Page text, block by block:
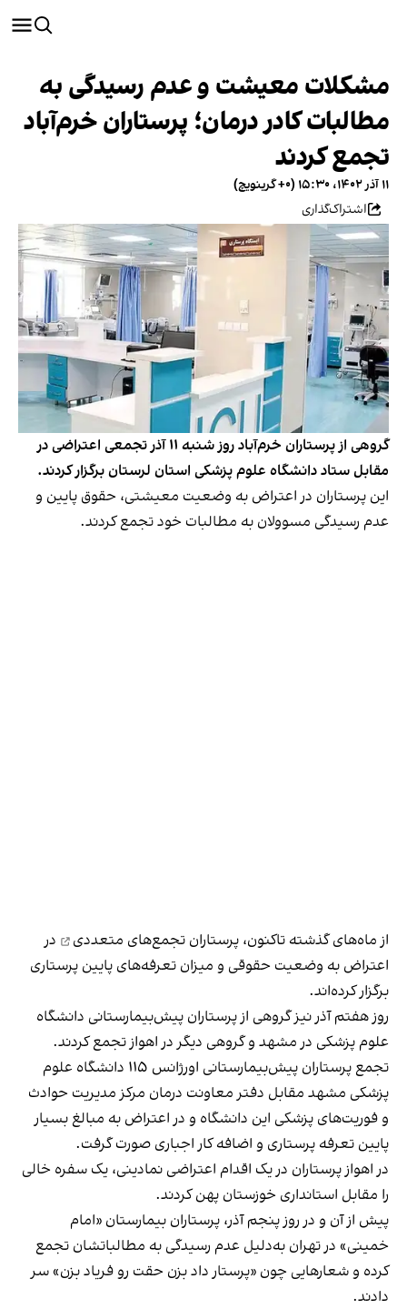
مشکلات معیشت و عدم رسیدگی به
مطالبات کادر درمان؛ پرستاران خرم‌آباد
تجمع کردند
۱۱ آذر ۱۴۰۲، ۱۵:۳۰ (‎+۰ گرینویچ)
اشتراک‌گذاری
گروهی از پرستاران خرم‌آباد روز شنبه ۱۱ آذر تجمعی اعتراضی در
مقابل ستاد دانشگاه علوم پزشکی استان لرستان برگزار کردند.
این پرستاران در اعتراض به وضعیت معیشتی، حقوق پایین و
عدم رسیدگی مسوولان به مطالبات خود تجمع کردند.
از ماه‌های گذشته تاکنون، پرستاران تجمع‌های متعددی
در
اعتراض به وضعیت حقوقی و میزان تعرفه‌های پایین پرستاری
برگزار کرده‌اند.
روز هفتم آذر نیز گروهی از پرستاران پیش‌بیمارستانی دانشگاه
علوم پزشکی در مشهد و گروهی دیگر در اهواز تجمع کردند.
تجمع پرستاران پیش‌بیمارستانی اورژانس ۱۱۵ دانشگاه علوم
پزشکی مشهد مقابل دفتر معاونت درمان مرکز مدیریت حوادث
و فوریت‌های پزشکی این دانشگاه و در اعتراض به مبالغ بسیار
پایین تعرفه پرستاری و اضافه کار اجباری صورت گرفت.
در اهواز پرستاران در یک اقدام اعتراضی نمادینی، یک سفره خالی
را مقابل استانداری خوزستان پهن کردند.
پیش از آن و در روز پنجم آذر، پرستاران بیمارستان «امام
خمینی» در تهران به‌دلیل عدم رسیدگی به مطالباتشان تجمع
کرده و شعارهایی چون «پرستار داد بزن حقت رو فریاد بزن» سر
دادند.